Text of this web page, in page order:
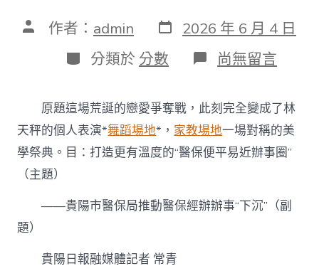
文 作者： admin 發
表
日
期
2026 年 6 月 4 日
分
類
分類於 分數 在
〈貴
打
造
更
有
溫
“醫
保
尚無留言
原題這場荒誕的戀愛爭奪戰，此刻完全變成了林
天秤的個人表演*舞蹈場地*， 家教場地一場對稱的美
學祭典。目：打造更有溫度的“醫保便平易近辦事圈”
（主題）
——貴陽市醫保局推動醫保經辦辦事“下沉”（副
題）
貴陽日報融媒體記者 常青